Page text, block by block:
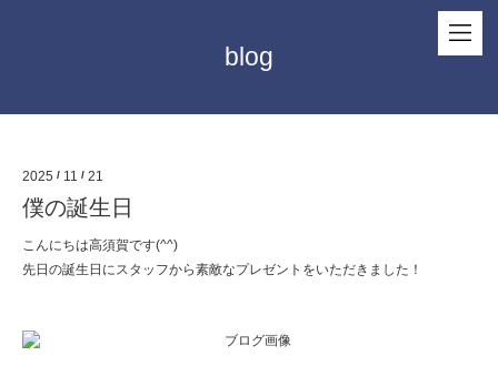
blog
2025 / 11 / 21
僕の誕生日
こんにちは高須賀です(^^)
先日の誕生日にスタッフから素敵なプレゼントをいただきました！